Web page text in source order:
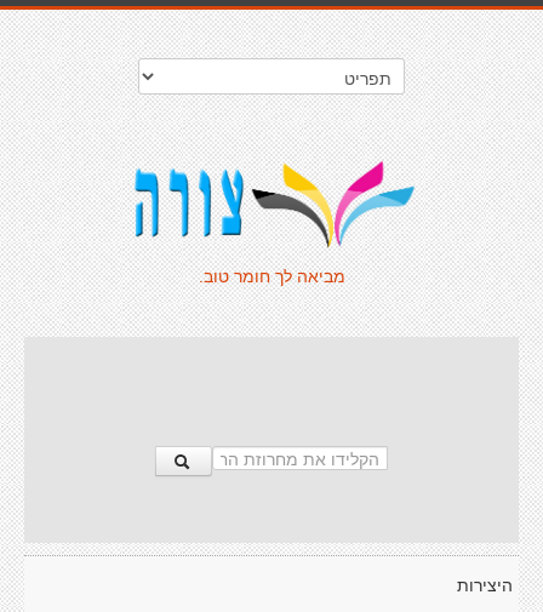
מביאה לך חומר טוב.
היצירות